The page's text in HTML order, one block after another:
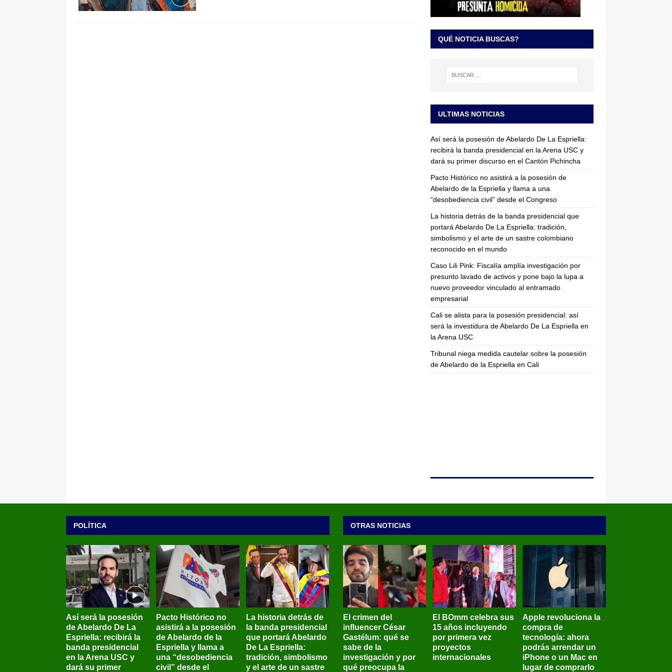
pone bajo la lupa a nuevo proveedor vinculado al entramado empresarial
QUÉ NOTICIA BUSCAS?
ULTIMAS NOTICIAS
Así será la posesión de Abelardo De La Espriella:
recibirá la banda presidencial en la Arena USC y
dará su primer discurso en el Cantón Pichincha
Pacto Histórico no asistirá a la posesión de
Abelardo de la Espriella y llama a una
“desobediencia civil” desde el Congreso
La historia detrás de la banda presidencial que
portará Abelardo De La Espriella: tradición,
simbolismo y el arte de un sastre colombiano
reconocido en el mundo
Caso Lili Pink: Fiscalía amplía investigación por
presunto lavado de activos y pone bajo la lupa a
nuevo proveedor vinculado al entramado
empresarial
Cali se alista para la posesión presidencial: así
será la investidura de Abelardo De La Espriella en
la Arena USC
Tribunal niega medida cautelar sobre la posesión
de Abelardo de la Espriella en Cali
POLÍTICA
Así será la posesión
de Abelardo De La
Espriella: recibirá la
banda presidencial
en la Arena USC y
dará su primer
Pacto Histórico no
asistirá a la posesión
de Abelardo de la
Espriella y llama a
una “desobediencia
civil” desde el
La historia detrás de
la banda presidencial
que portará Abelardo
De La Espriella:
tradición, simbolismo
y el arte de un sastre
OTRAS NOTICIAS
El crimen del
influencer César
Gastélum: qué se
sabe de la
investigación y por
qué preocupa la
El BOmm celebra sus
15 años incluyendo
por primera vez
proyectos
internacionales
Apple revoluciona la
compra de
tecnología: ahora
podrás arrendar un
iPhone o un Mac en
lugar de comprarlo